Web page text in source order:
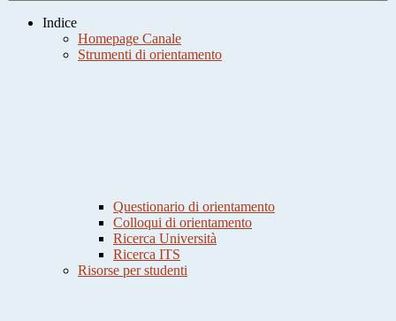
Indice
Homepage Canale
Strumenti di orientamento
Questionario di orientamento
Colloqui di orientamento
Ricerca Università
Ricerca ITS
Risorse per studenti